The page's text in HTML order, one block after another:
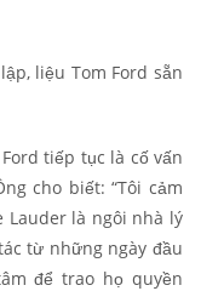
liệu Tom Ford sẵn
tiếp tục là cố vấn
cho biết: “Tôi cảm
Lauder là ngôi nhà lý
từ những ngày đầu
để trao họ quyền